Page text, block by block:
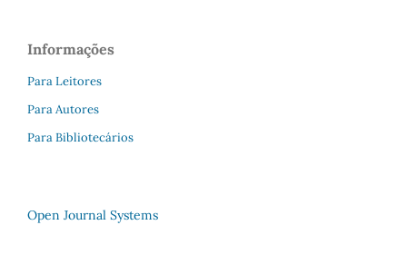
Informações
Para Leitores
Para Autores
Para Bibliotecários
Open Journal Systems